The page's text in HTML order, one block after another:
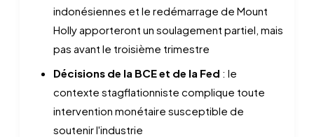
indonésiennes et le redémarrage de Mount
Holly apporteront un soulagement partiel, mais
pas avant le troisième trimestre
Décisions de la BCE et de la Fed : le
contexte stagflationniste complique toute
intervention monétaire susceptible de
soutenir l'industrie